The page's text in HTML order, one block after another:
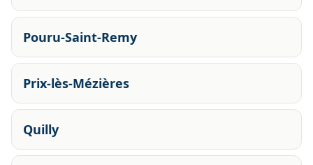
Pouru-Saint-Remy
Prix-lès-Mézières
Quilly